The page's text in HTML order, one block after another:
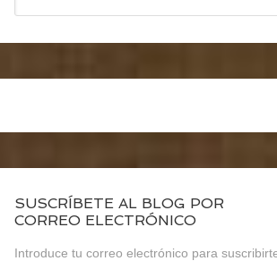
SUSCRÍBETE AL BLOG POR
CORREO ELECTRÓNICO
Introduce tu correo electrónico para